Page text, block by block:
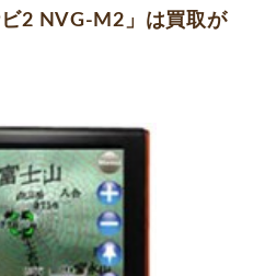
2 NVG-M2」は買取が